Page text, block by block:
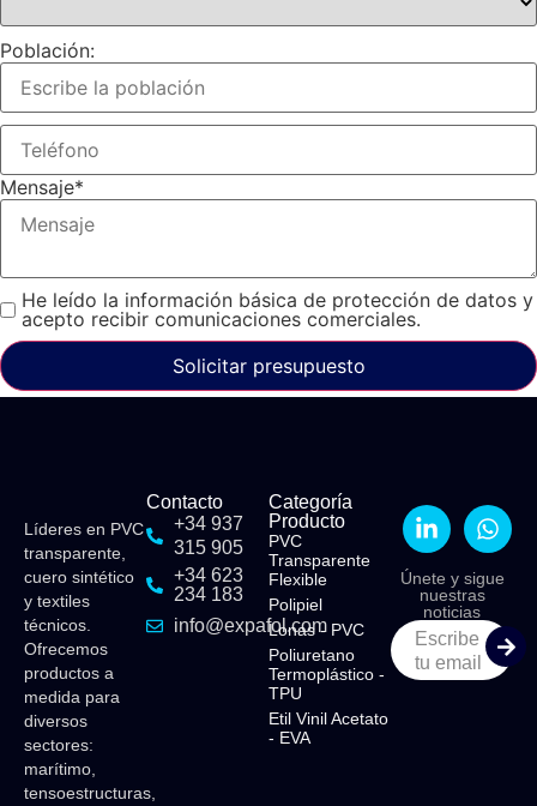
Población:
Mensaje*
He leído la información básica de protección de datos y
acepto recibir comunicaciones comerciales.
Solicitar presupuesto
Líderes en PVC
transparente,
cuero sintético
y textiles
técnicos.
Ofrecemos
productos a
medida para
diversos
sectores:
marítimo,
tensoestructuras,
Contacto
+34 937
315 905
+34 623
234 183
info@expafol.com
Categoría
Producto
PVC
Transparente
Flexible​
Polipiel​
Lonas - PVC​
Poliuretano
Termoplástico -
TPU​
Etil Vinil Acetato
- EVA​
Únete y sigue
nuestras
noticias
Escribe
tu email